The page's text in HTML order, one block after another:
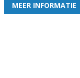
MEER INFORMATIE